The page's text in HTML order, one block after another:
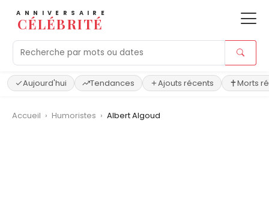
ANNIVERSAIRE
CÉLÉBRITÉ
Aujourd'hui Tendances Ajouts récents Morts
Accueil › Humoristes › Albert Algoud